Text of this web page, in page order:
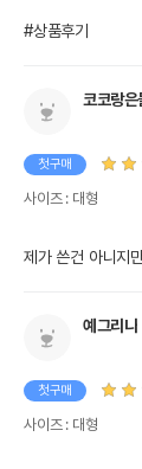
#상품후기
코코랑은
첫구매
사이즈 : 대형
제가 쓴건 아니지
예그리나
첫구매
사이즈 : 대형